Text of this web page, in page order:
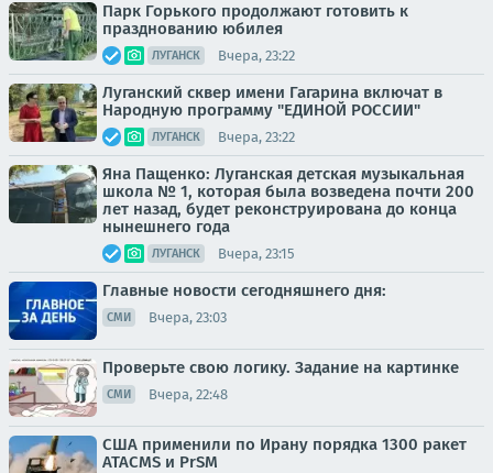
Парк Горького продолжают готовить к
празднованию юбилея
ЛУГАНСК Вчера, 23:22
Луганский сквер имени Гагарина включат в
Народную программу "ЕДИНОЙ РОССИИ"
ЛУГАНСК Вчера, 23:22
Яна Пащенко: Луганская детская музыкальная
школа № 1, которая была возведена почти 200
лет назад, будет реконструирована до конца
нынешнего года
ЛУГАНСК Вчера, 23:15
Главные новости сегодняшнего дня:
СМИ Вчера, 23:03
Проверьте свою логику. Задание на картинке
СМИ Вчера, 22:48
США применили по Ирану порядка 1300 ракет
ATACMS и PrSM